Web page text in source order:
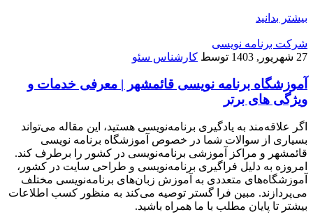
بیشتر بدانید
شرکت برنامه نویسی
27 شهریور, 1403
توسط کارشناس سئو
آموزشگاه برنامه نویسی قائمشهر | معرفی خدمات و
ویژگی های برتر
اگر علاقه‌مند به یادگیری برنامه‌نویسی هستید، این مقاله می‌تواند
بسیاری از سوالات شما در خصوص آموزشگاه برنامه نویسی
قائمشهر و مراکز آموزشی برنامه‌نویسی در کشور را برطرف کند.
امروزه به دلیل فراگیری برنامه‌نویسی و طراحی سایت در کشور،
آموزشگاه‌های متعددی به آموزش زبان‌های برنامه‌نویسی مختلف
می‌پردازند. مبین فرا گستر توصیه می‌کند به منظور کسب اطلاعات
بیشتر تا پایان مطلب با ما همراه باشید.